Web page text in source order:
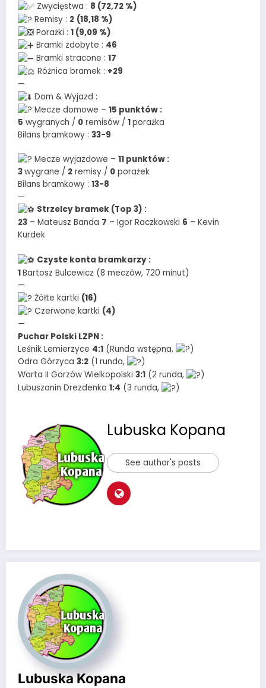
Zwycięstwa : 8 (72,72 %)
Remisy : 2 (18,18 %)
Porażki : 1 (9,09 %)
Bramki zdobyte : 46
Bramki stracone : 17
Różnica bramek : +29
—
Dom & Wyjazd :
Mecze domowe – 15 punktów :
5 wygranych / 0 remisów / 1porażka
Bilans bramkowy : 33-9
Mecze wyjazdowe – 11 punktów :
3wygrane / 2 remisy / 0 porażek
Bilans bramkowy : 13-8
—
Strzelcy bramek (Top 3) :
23 – Mateusz Banda 7 – Igor Raczkowski 6 – Kevin
Kurdek
Czyste konta bramkarzy :
1Bartosz Bulcewicz (8 meczów, 720 minut)
—
Żółte kartki (16)
Czerwone kartki (4)
—
Puchar Polski LZPN :
Leśnik Lemierzyce 4:1 (Runda wstępna,
)
Odra Górzyca 3:2 (1 runda,
)
Warta II Gorzów Wielkopolski 3:1 (2 runda,
)
Lubuszanin Drezdenko 1:4 (3 runda, )
Lubuska Kopana
See author's posts
Lubuska Kopana